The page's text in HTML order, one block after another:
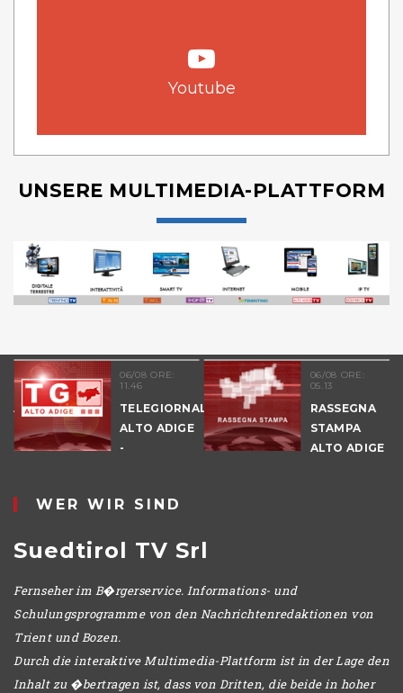
Youtube
UNSERE MULTIMEDIA-PLATTFORM
06/08 ORE:
11.46
TELEGIORNALE
ALTO ADIGE
-
06/08 ORE:
05.13
RASSEGNA
STAMPA
ALTO ADIGE
WER WIR SIND
Suedtirol TV Srl
Fernseher im B�rgerservice. Informations- und
Schulungsprogramme von den Nachrichtenredaktionen von
Trient und Bozen.
Durch die interaktive Multimedia-Plattform ist in der Lage den
Inhalt zu �bertragen ist, dass von Dritten, die beide in hoher